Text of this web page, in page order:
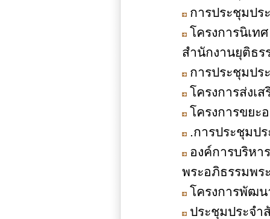
การประชุมป
โครงการนิเ
สำนักงานยุติธร
การประชุมป
โครงการส่ง
โครงการขยะ
.การประชุมป
องค์การบริหา
พระอภิธรรมพร
โครงการพัฒ
ประชุมประจำ